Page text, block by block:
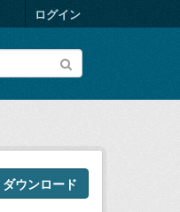
ログイン
ダウンロード